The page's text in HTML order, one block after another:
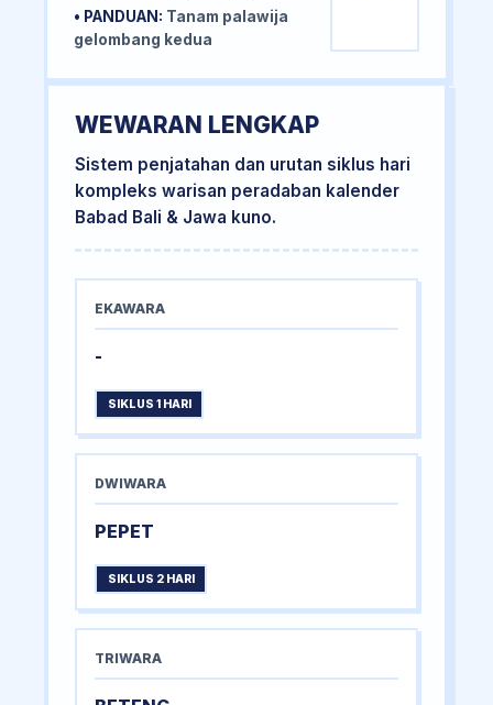
• PANDUAN: Tanam palawija
gelombang kedua
WEWARAN LENGKAP
Sistem penjatahan dan urutan siklus hari
kompleks warisan peradaban kalender
Babad Bali & Jawa kuno.
EKAWARA
-
SIKLUS 1 HARI
DWIWARA
PEPET
SIKLUS 2 HARI
TRIWARA